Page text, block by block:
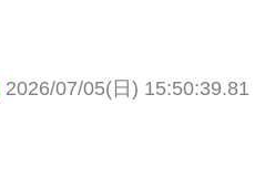
2026/07/05(日) 15:50:39.81